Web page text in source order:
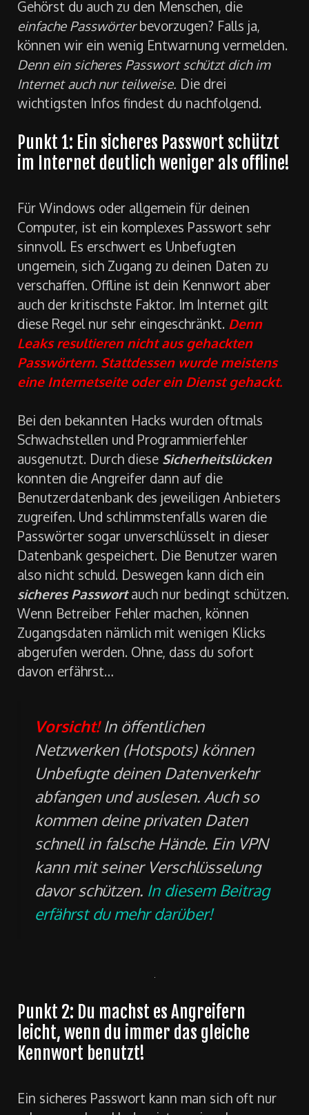
Gehörst du auch zu den Menschen, die
einfache Passwörterbevorzugen? Falls ja,
können wir ein wenig Entwarnung vermelden.
Denn ein sicheres Passwort schützt dich im
Internet auch nur teilweise. Die drei
wichtigsten Infos findest du nachfolgend.
Punkt 1: Ein sicheres Passwort schützt
im Internet deutlich weniger als offline!
Für Windows oder allgemein für deinen
Computer, ist ein komplexes Passwort sehr
sinnvoll. Es erschwert es Unbefugten
ungemein, sich Zugang zu deinen Daten zu
verschaffen. Offline ist dein Kennwort aber
auch der kritischste Faktor. Im Internet gilt
diese Regel nur sehr eingeschränkt. Denn
Leaks resultieren nicht aus gehackten
Passwörtern. Stattdessen wurde meistens
eine Internetseite oder ein Dienst gehackt.
Bei den bekannten Hacks wurden oftmals
Schwachstellen und Programmierfehler
ausgenutzt. Durch diese Sicherheitslücken
konnten die Angreifer dann auf die
Benutzerdatenbank des jeweiligen Anbieters
zugreifen. Und schlimmstenfalls waren die
Passwörter sogar unverschlüsselt in dieser
Datenbank gespeichert. Die Benutzer waren
also nicht schuld. Deswegen kann dich ein
sicheres Passwortauch nur bedingt schützen.
Wenn Betreiber Fehler machen, können
Zugangsdaten nämlich mit wenigen Klicks
abgerufen werden. Ohne, dass du sofort
davon erfährst…
Vorsicht!In öffentlichen
Netzwerken (Hotspots) können
Unbefugte deinen Datenverkehr
abfangen und auslesen. Auch so
kommen deine privaten Daten
schnell in falsche Hände. Ein VPN
kann mit seiner Verschlüsselung
davor schützen. In diesem Beitrag
erfährst du mehr darüber!
Punkt 2: Du machst es Angreifern
leicht, wenn du immer das gleiche